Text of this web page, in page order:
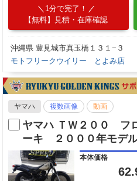
1分で完了！
【無料】見積・在庫確認
沖縄県 豊見城市真玉橋１３１−３
モトフリークウイリー とよみ店
ヤマハ 複数画像 動画
ヤマハ ＴＷ２００ フ
ーキ ２０００年モデ
本体価格